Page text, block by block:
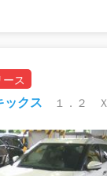
ス
ックス